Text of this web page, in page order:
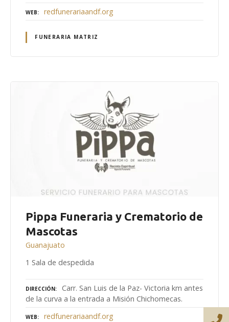
WEB redfunerariaandf.org
FUNERARIA MATRIZ
Pippa Funeraria y Crematorio de
Mascotas
Guanajuato
1 Sala de despedida
DIRECCIÓN
Carr. San Luis de la Paz- Victoria km antes
de la curva a la entrada a Misión Chichomecas.
WEB redfunerariaandf.org